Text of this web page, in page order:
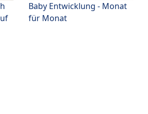
Baby Entwicklung - Monat
für Monat